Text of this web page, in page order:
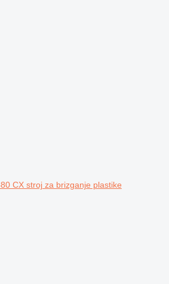
CX stroj za brizganje plastike